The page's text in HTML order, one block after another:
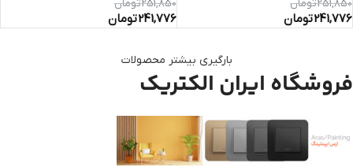
251,850تومان
241,776تومان
251,850تومان
241,776تومان
بارگیری بیشتر محصولات
فروشگاه ایران الکتریک